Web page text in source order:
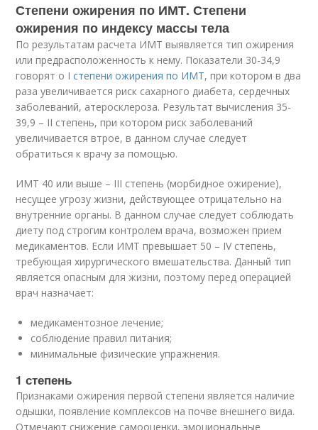
Степени ожирения по ИМТ. Степени
ожирения по индексу массы тела
По результатам расчета ИМТ выявляется тип ожирения
или предрасположенность к нему. Показатели 30-34,9
говорят о Iстепени ожирения по ИМТ, при котором в два
раза увеличивается риск сахарного диабета, сердечных
заболеваний, атеросклероза. Результат вычисления 35-
39,9 – II степень, при котором риск заболеваний
увеличивается втрое, в данном случае следует
обратиться к врачу за помощью.
ИМТ 40 или выше – III степень (морбидное ожирение),
несущее угрозу жизни, действующее отрицательно на
внутренние органы. В данном случае следует соблюдать
диету под строгим контролем врача, возможен прием
медикаментов. Если ИМТ превышает 50 – IV степень,
требующая хирургического вмешательства. Данный тип
является опасным для жизни, поэтому перед операцией
врач назначает:
медикаментозное лечение;
соблюдение правил питания;
минимальные физические упражнения.
1 степень
Признаками ожирения первой степени является наличие
одышки, появление комплексов на почве внешнего вида.
Отмечают снижение самооценки, эмоциональные